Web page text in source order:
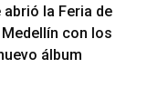
la Feria de
con los
álbum